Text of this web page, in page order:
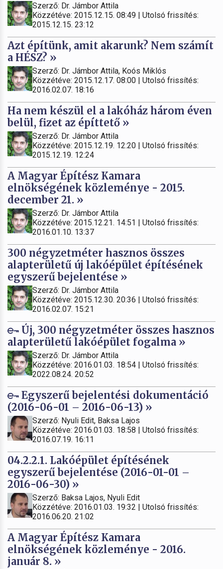
Szerző: Dr. Jámbor Attila
Közzétéve: 2015.12.15. 08:49 | Utolsó frissítés:
2015.12.15. 23:12
Azt építünk, amit akarunk? Nem számít
a HÉSZ? »
Szerző: Dr. Jámbor Attila, Koós Miklós
Közzétéve: 2015.12.17. 08:00 | Utolsó frissítés:
2016.02.07. 18:16
Ha nem készül el a lakóház három éven
belül, fizet az építtető »
Szerző: Dr. Jámbor Attila
Közzétéve: 2015.12.19. 12:20 | Utolsó frissítés:
2015.12.19. 12:24
A Magyar Építész Kamara
elnökségének közleménye - 2015.
december 21. »
Szerző: Dr. Jámbor Attila
Közzétéve: 2015.12.21. 14:51 | Utolsó frissítés:
2016.01.10. 13:37
300 négyzetméter hasznos összes
alapterületű új lakóépület építésének
egyszerű bejelentése »
Szerző: Dr. Jámbor Attila
Közzétéve: 2015.12.30. 20:36 | Utolsó frissítés:
2016.02.07. 15:21
Új, 300 négyzetméter összes hasznos
alapterületű lakóépület fogalma »
Szerző: Dr. Jámbor Attila
Közzétéve: 2016.01.03. 18:54 | Utolsó frissítés:
2022.08.24. 20:52
Egyszerű bejelentési dokumentáció
(2016-06-01 – 2016-06-13) »
Szerző: Nyuli Edit, Baksa Lajos
Közzétéve: 2016.01.03. 18:58 | Utolsó frissítés:
2016.07.19. 16:11
04.2.2.1. Lakóépület építésének
egyszerű bejelentése (2016-01-01 –
2016-06-30) »
Szerző: Baksa Lajos, Nyuli Edit
Közzétéve: 2016.01.03. 19:32 | Utolsó frissítés:
2016.06.20. 21:02
A Magyar Építész Kamara
elnökségének közleménye - 2016.
január 8. »